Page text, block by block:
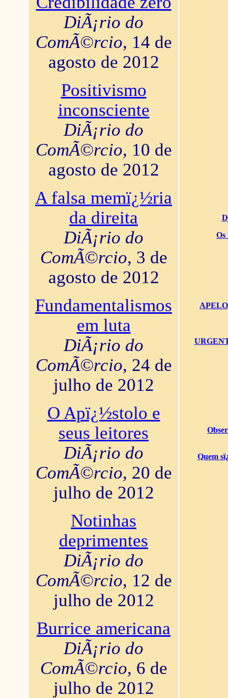
DiÃ¡rio do
ComÃ©rcio, 14 de
agosto de 2012
Positivismo
inconsciente
DiÃ¡rio do
ComÃ©rcio, 10 de
agosto de 2012
A falsa memï¿½ria
da direita
DiÃ¡rio do
ComÃ©rcio, 3 de
agosto de 2012
Fundamentalismos
em luta
DiÃ¡rio do
ComÃ©rcio, 24 de
julho de 2012
O Apï¿½stolo e
seus leitores
DiÃ¡rio do
ComÃ©rcio, 20 de
julho de 2012
Notinhas
deprimentes
DiÃ¡rio do
ComÃ©rcio, 12 de
julho de 2012
Burrice americana
DiÃ¡rio do
ComÃ©rcio, 6 de
julho de 2012
Os
Quem